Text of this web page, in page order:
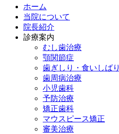
ホーム
当院について
院長紹介
診療案内
むし歯治療
顎関節症
歯ぎしり・食いしばり
歯周病治療
小児歯科
予防治療
矯正歯科
マウスピース矯正
審美治療